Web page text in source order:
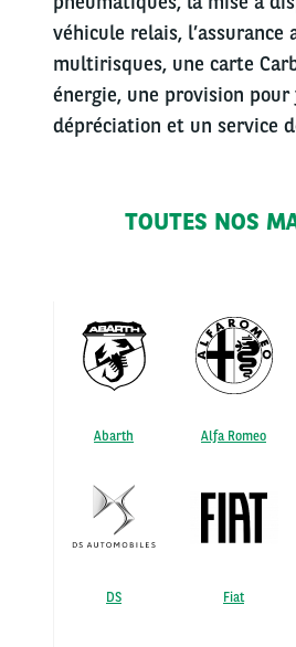
véhicule relais, l’assurance
multirisques, une carte
énergie, une provision pour
dépréciation et un service
TOUTES NOS
Abarth Alfa Romeo
DS Fiat